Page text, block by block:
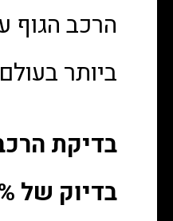
הרכב הגוף
ביותר
בדיקת
בדיוק של 98-99% את אחוזי